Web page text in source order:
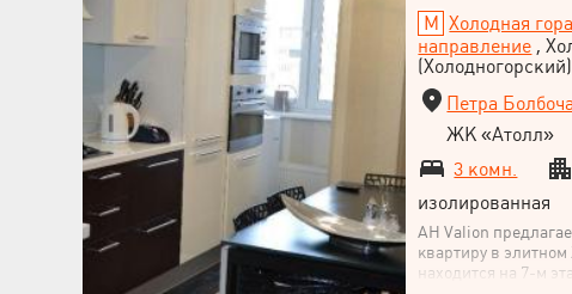
Холодная гора
направление ,
(Холодногорский)
Петра
ЖК «Атолл»
3 комн.
изолированная
АН Valion
квартиру в
находится на 7-м